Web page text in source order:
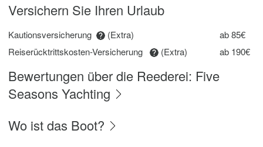
Versichern Sie Ihren Urlaub
Kautionsversicherung (Extra)
ab 85€
Reiserücktrittskosten-Versicherung
(Extra) ab 190€
Bewertungen über die Reederei: Five
Seasons Yachting
Wo ist das Boot?